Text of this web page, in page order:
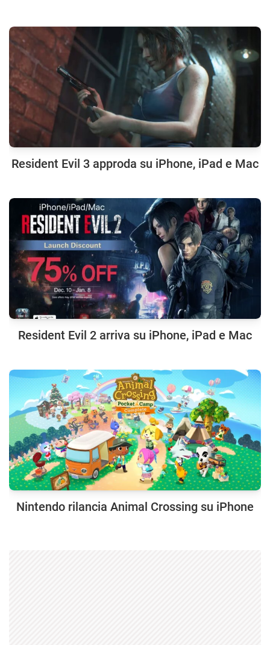
Resident Evil 3 approda su iPhone, iPad e Mac
Resident Evil 2 arriva su iPhone, iPad e Mac
Nintendo rilancia Animal Crossing su iPhone